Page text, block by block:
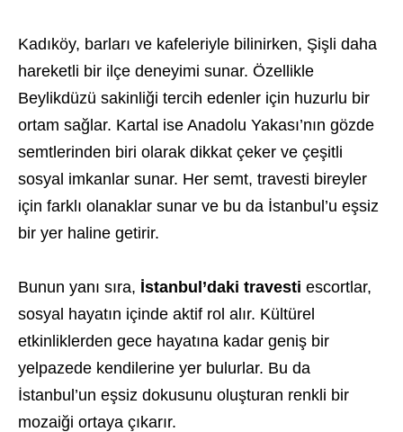
Kadıköy, barları ve kafeleriyle bilinirken, Şişli daha
hareketli bir ilçe deneyimi sunar. Özellikle
Beylikdüzü sakinliği tercih edenler için huzurlu bir
ortam sağlar. Kartal ise Anadolu Yakası’nın gözde
semtlerinden biri olarak dikkat çeker ve çeşitli
sosyal imkanlar sunar. Her semt, travesti bireyler
için farklı olanaklar sunar ve bu da İstanbul’u eşsiz
bir yer haline getirir.
Bunun yanı sıra, İstanbul’daki travesti escortlar,
sosyal hayatın içinde aktif rol alır. Kültürel
etkinliklerden gece hayatına kadar geniş bir
yelpazede kendilerine yer bulurlar. Bu da
İstanbul’un eşsiz dokusunu oluşturan renkli bir
mozaiği ortaya çıkarır.